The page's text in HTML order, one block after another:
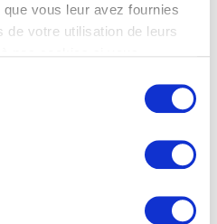
vous leur avez fournies
de votre utilisation de leurs